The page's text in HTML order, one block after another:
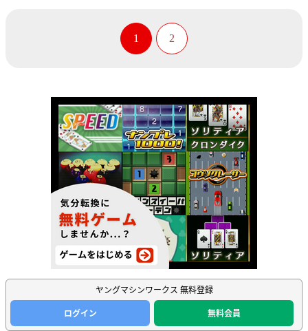
1 2
ヤングマシンワークス 無料登録
ログイン
無料会員